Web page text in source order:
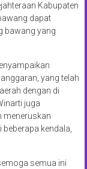
Kabupaten
dapat
bawang yang
yang telah
dengan di
juga
meneruskan
kendala,
semua ini